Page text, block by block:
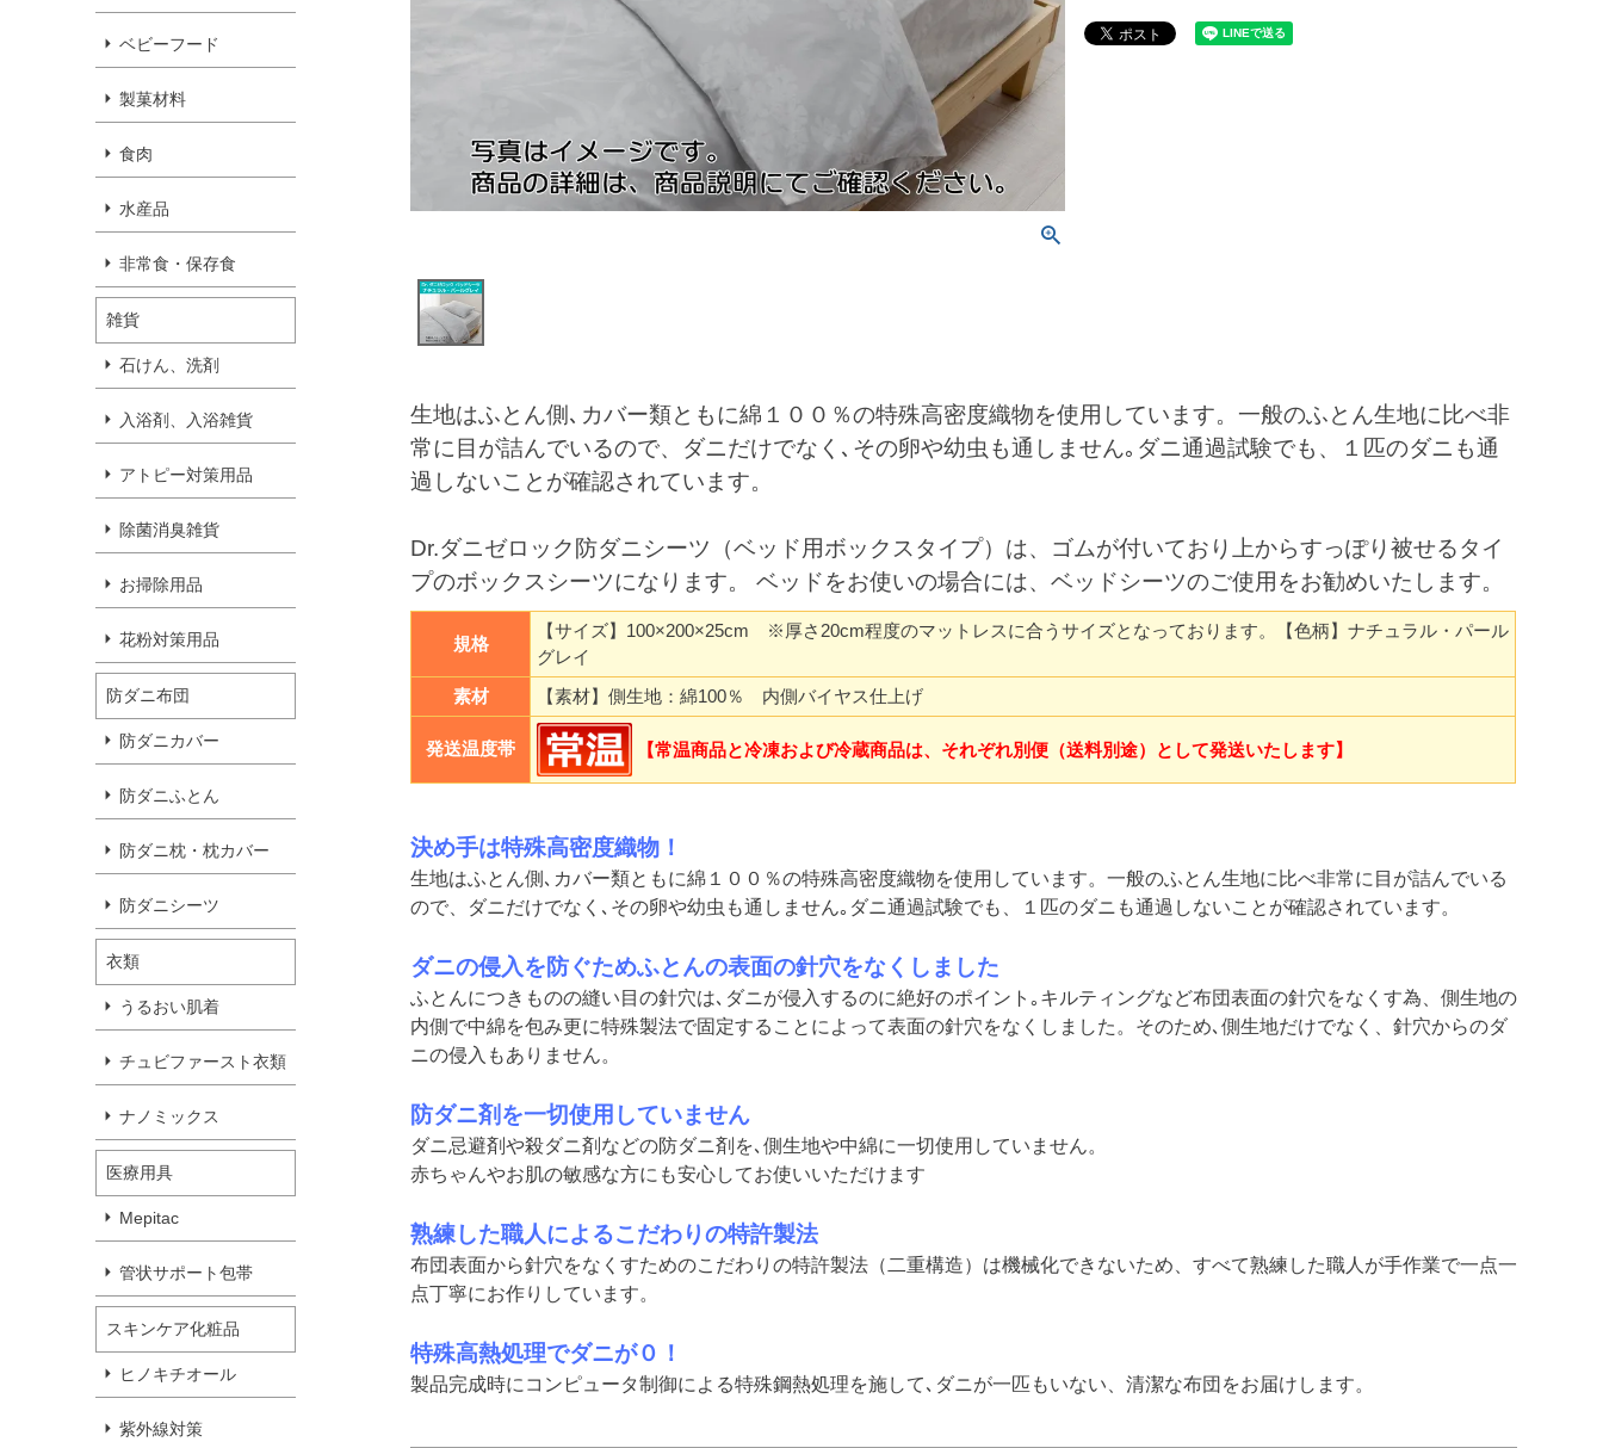
ベビーフード
製菓材料
食肉
水産品
非常食・保存食
雑貨
石けん、洗剤
入浴剤、入浴雑貨
アトピー対策用品
除菌消臭雑貨
お掃除用品
花粉対策用品
防ダニ布団
防ダニカバー
防ダニふとん
防ダニ枕・枕カバー
防ダニシーツ
衣類
うるおい肌着
チュビファースト衣類
ナノミックス
医療用具
Mepitac
管状サポート包帯
スキンケア化粧品
ヒノキチオール
紫外線対策
生地はふとん側､カバー類ともに綿１００％の特殊高密度織物を使用しています。一般のふとん生地に比べ非
常に目が詰んでいるので、ダニだけでなく､その卵や幼虫も通しません｡ダニ通過試験でも、１匹のダニも通
過しないことが確認されています。
Dr.ダニゼロック防ダニシーツ（ベッド用ボックスタイプ）は、ゴムが付いており上からすっぽり被せるタイ
プのボックスシーツになります。 ベッドをお使いの場合には、ベッドシーツのご使用をお勧めいたします。
規格
【サイズ】100×200×25cm ※厚さ20cm程度のマットレスに合うサイズとなっております。【色柄】ナチュラル・パール
グレイ
素材 【素材】側生地：綿100％ 内側バイヤス仕上げ
発送温度帯 【常温商品と冷凍および冷蔵商品は、それぞれ別便（送料別途）として発送いたします】
決め手は特殊高密度織物！
生地はふとん側､カバー類ともに綿１００％の特殊高密度織物を使用しています。一般のふとん生地に比べ非常に目が詰んでいる
ので、ダニだけでなく､その卵や幼虫も通しません｡ダニ通過試験でも、１匹のダニも通過しないことが確認されています。
ダニの侵入を防ぐためふとんの表面の針穴をなくしました
ふとんにつきものの縫い目の針穴は､ダニが侵入するのに絶好のポイント｡キルティングなど布団表面の針穴をなくす為、側生地の
内側で中綿を包み更に特殊製法で固定することによって表面の針穴をなくしました。そのため､側生地だけでなく、針穴からのダ
ニの侵入もありません。
防ダニ剤を一切使用していません
ダニ忌避剤や殺ダニ剤などの防ダニ剤を､側生地や中綿に一切使用していません。
赤ちゃんやお肌の敏感な方にも安心してお使いいただけます
熟練した職人によるこだわりの特許製法
布団表面から針穴をなくすためのこだわりの特許製法（二重構造）は機械化できないため、すべて熟練した職人が手作業で一点一
点丁寧にお作りしています。
特殊高熱処理でダニが０！
製品完成時にコンピュータ制御による特殊鋼熱処理を施して､ダニが一匹もいない、清潔な布団をお届けします。